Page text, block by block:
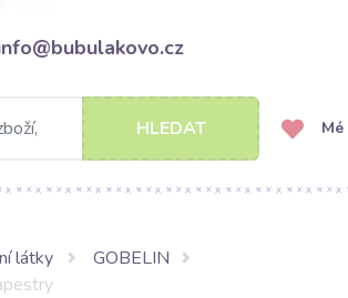
HLEDAT
látky
GOBELIN